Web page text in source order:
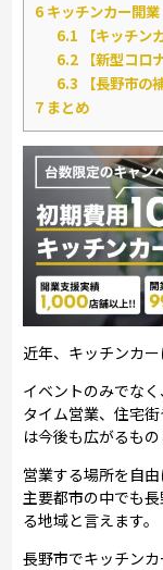
6 キッチンカー開
6.1 【キッチン
6.2 【新型コロ
6.3 【長野市の
7 まとめ
近年、キッチンカー
イベントのみでな
タイム営業、住宅
は今後も広がるもの
営業する場所を自
主要都市の中でも
る地域と言えます。
長野市でキッチン